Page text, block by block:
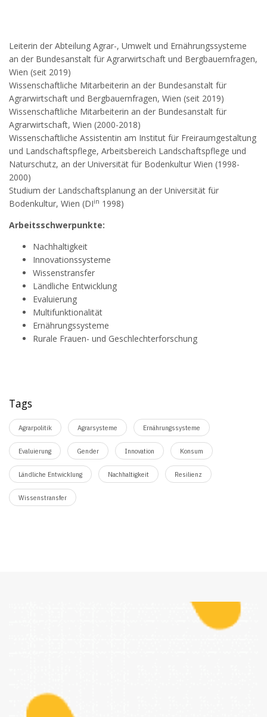
Leiterin der Abteilung Agrar-, Umwelt und Ernährungssysteme
an der Bundesanstalt für Agrarwirtschaft und Bergbauernfragen,
Wien (seit 2019)
Wissenschaftliche Mitarbeiterin an der Bundesanstalt für
Agrarwirtschaft und Bergbauernfragen, Wien (seit 2019)
Wissenschaftliche Mitarbeiterin an der Bundesanstalt für
Agrarwirtschaft, Wien (2000-2018)
Wissenschaftliche Assistentin am Institut für Freiraumgestaltung
und Landschaftspflege, Arbeitsbereich Landschaftspflege und
Naturschutz, an der Universität für Bodenkultur Wien (1998-
2000)
Studium der Landschaftsplanung an der Universität für
Bodenkultur, Wien (DIin 1998)
Arbeitsschwerpunkte:
Nachhaltigkeit
Innovationssysteme
Wissenstransfer
Ländliche Entwicklung
Evaluierung
Multifunktionalität
Ernährungssysteme
Rurale Frauen- und Geschlechterforschung
Tags
Agrarpolitik Agrarsysteme Ernährungssysteme
Evaluierung Gender Innovation Konsum
Ländliche Entwicklung Nachhaltigkeit Resilienz
Wissenstransfer